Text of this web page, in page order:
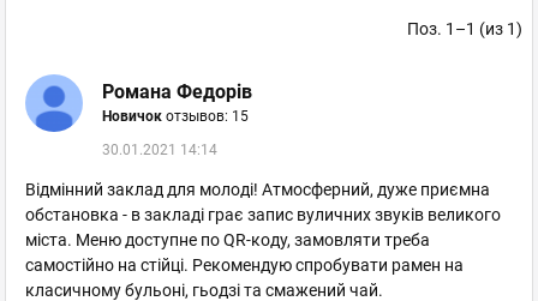
Поз. 1–1 (из 1)
Романа Федорів
Новичок отзывов: 15
30.01.2021 14:14
Відмінний заклад для молоді! Атмосферний, дуже приємна
обстановка - в закладі грає запис вуличних звуків великого
міста. Меню доступне по QR-коду, замовляти треба
самостійно на стійці. Рекомендую спробувати рамен на
класичному бульоні, гьодзі та смажений чай.